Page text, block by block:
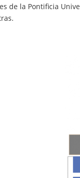
de la Pontificia